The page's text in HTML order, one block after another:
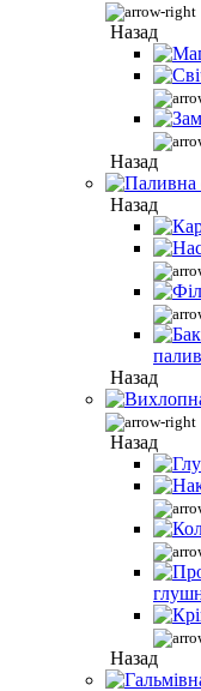
Назад
Назад
Назад
Назад
Назад
Назад